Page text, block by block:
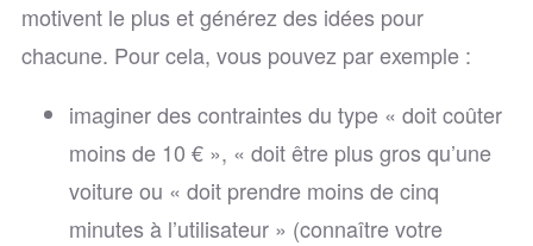
motivent le plus et générez des idées pour
chacune. Pour cela, vous pouvez par exemple :
imaginer des contraintes du type « doit coûter
moins de 10 € », « doit être plus gros qu’une
voiture ou « doit prendre moins de cinq
minutes à l’utilisateur » (connaître votre